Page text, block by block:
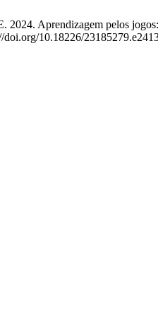
Aprendizagem pelos
10.18226/